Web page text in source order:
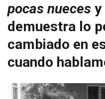
pocas nueces y
demuestra lo
cambiado en
cuando